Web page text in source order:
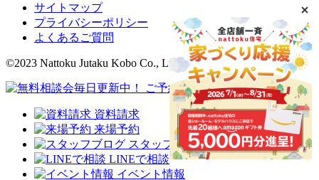
サイトマップ
プライバシーポリシー
よくあるご質問
©2023 Nattoku Jutaku Kobo Co., Ltd.
資料請求
来場予約
スタッフブログ
LINEで相談
イベント情報